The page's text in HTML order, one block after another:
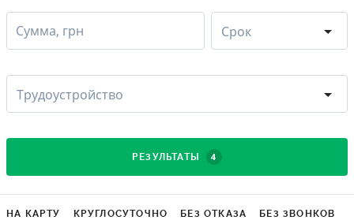
Сумма, грн Срок
Трудоустройство
РЕЗУЛЬТАТЫ 4
НА КАРТУ КРУГЛОСУТОЧНО БЕЗ ОТКАЗА БЕЗ ЗВОНКОВ